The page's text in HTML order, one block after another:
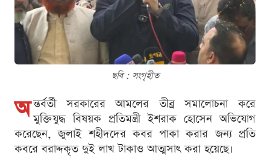
ছবি : সংগৃহীত
অ ন্তর্বর্তী সরকারের আমলের তীব্র সমালোচনা করে
মুক্তিযুদ্ধ বিষয়ক প্রতিমন্ত্রী ইশরাক হোসেন অভিযোগ
করেছেন, জুলাই শহীদদের কবর পাকা করার জন্য প্রতি
কবরে বরাদ্দকৃত দুই লাখ টাকাও আত্মসাৎ করা হয়েছে।